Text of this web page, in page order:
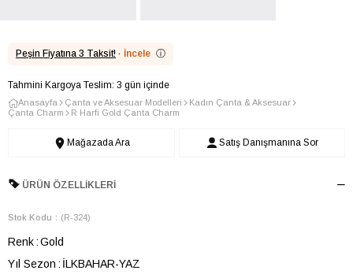
Peşin Fiyatına 3 Taksit! · İncele ⓘ
Tahmini Kargoya Teslim: 3 gün içinde
Anasayfa Çanta ve Aksesuar Modelleri
Kadın Çanta & Aksesuar
Çanta Charm
R Harfi Gold Çanta Charm
Mağazada Ara Satış Danışmanına Sor
ÜRÜN ÖZELLIKLERI
Stok Kodu (R-324)
Renk Gold
Yıl Sezon
İLKBAHAR-YAZ